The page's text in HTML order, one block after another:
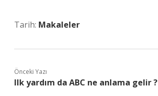
Tarih: Makaleler
Önceki Yazı
Ilk yardım da ABC ne anlama gelir ?